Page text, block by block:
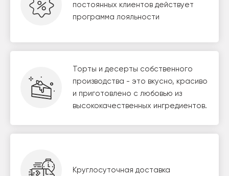
постоянных клиентов действует
программа лояльности
Торты и десерты собственного
производства - это вкусно, красиво
и приготовлено с любовью из
высококачественных ингредиентов.
Круглосуточная доставка